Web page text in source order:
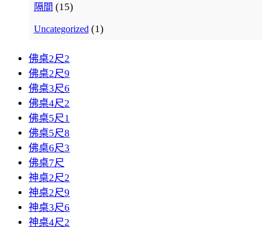
隔間 (15)
Uncategorized (1)
佛桌2尺2
佛桌2尺9
佛桌3尺6
佛桌4尺2
佛桌5尺1
佛桌5尺8
佛桌6尺3
佛桌7尺
神桌2尺2
神桌2尺9
神桌3尺6
神桌4尺2